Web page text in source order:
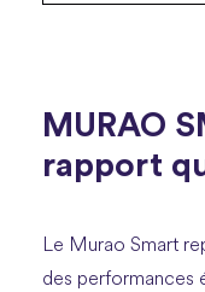
MURAO
rapport
Le Murao Smart
des performances